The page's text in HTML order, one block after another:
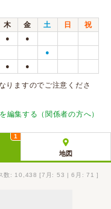
木 金 土 日
祝
● ●
●
● ●
ますのでご注意くださ
編集する（関係者の方へ）
1
地図
数: 10,438 [7月: 53 | 6月: 71 ]